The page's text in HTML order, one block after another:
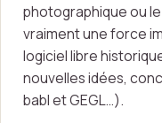
photographique ou
vraiment une force
logiciel libre
nouvelles idées,
babl et GEGL…).